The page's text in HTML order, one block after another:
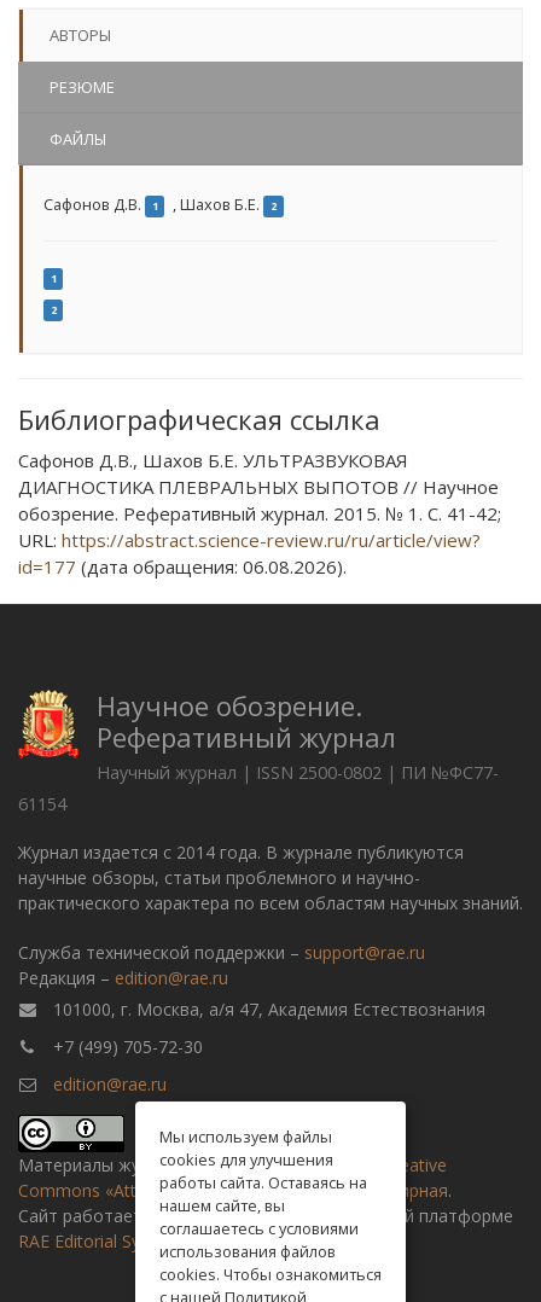
АВТОРЫ
РЕЗЮМЕ
ФАЙЛЫ
Сафонов Д.В. 1 ,Шахов Б.Е. 2
1
2
Библиографическая ссылка
Сафонов Д.В., Шахов Б.Е. УЛЬТРАЗВУКОВАЯ
ДИАГНОСТИКА ПЛЕВРАЛЬНЫХ ВЫПОТОВ // Научное
обозрение. Реферативный журнал. 2015. № 1. С. 41-42;
URL: https://abstract.science-review.ru/ru/article/view?
id=177 (дата обращения: 06.08.2026).
Научное обозрение.
Реферативный журнал
Научный журнал | ISSN 2500-0802 | ПИ №ФС77-
61154
Журнал издается с 2014 года. В журнале публикуются
научные обзоры, статьи проблемного и научно-
практического характера по всем областям научных знаний.
Служба технической поддержки – support@rae.ru
Редакция – edition@rae.ru
101000, г. Москва, а/я 47, Академия Естествознания
+7 (499) 705-72-30
edition@rae.ru
Материалы журнала доступны полицензии Creative
Commons «Attribution» («Атрибуция») 4.0 Всемирная.
Сайт работает на универсальной издательской платформе
RAE Editorial System
Мы используем файлы
cookies для улучшения
работы сайта. Оставаясь на
нашем сайте, вы
соглашаетесь с условиями
использования файлов
cookies. Чтобы ознакомиться
с нашей Политикой